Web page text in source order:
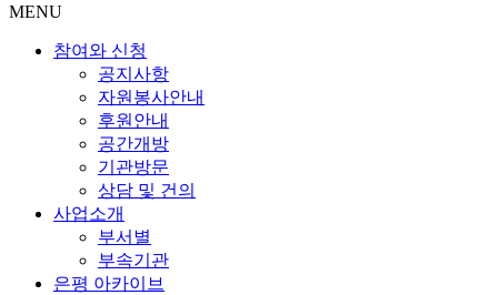
MENU
참여와 신청
공지사항
자원봉사안내
후원안내
공간개방
기관방문
상담 및 건의
사업소개
부서별
부속기관
은평 아카이브